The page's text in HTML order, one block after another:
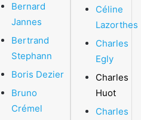
Bernard
Jannes
Bertrand
Stephann
Boris Dezier
Bruno
Crémel
Céline
Lazorthes
Charles
Egly
Charles
Huot
Charles